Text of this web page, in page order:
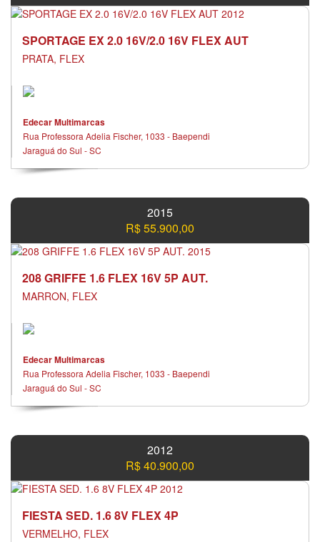
SPORTAGE EX 2.0 16V/2.0 16V FLEX AUT
PRATA, FLEX
Edecar Multimarcas
Rua Professora Adelia Fischer, 1033 - Baependi
Jaraguá do Sul - SC
2015
R$ 55.900,00
208 GRIFFE 1.6 FLEX 16V 5P AUT.
MARRON, FLEX
Edecar Multimarcas
Rua Professora Adelia Fischer, 1033 - Baependi
Jaraguá do Sul - SC
2012
R$ 40.900,00
FIESTA SED. 1.6 8V FLEX 4P
VERMELHO, FLEX